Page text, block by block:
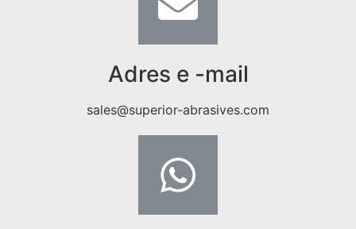
Adres e -mail
sales@superior-abrasives.com